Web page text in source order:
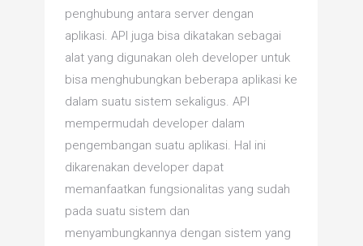
penghubung antara server dengan
aplikasi. API juga bisa dikatakan sebagai
alat yang digunakan oleh developer untuk
bisa menghubungkan beberapa aplikasi ke
dalam suatu sistem sekaligus. API
mempermudah developer dalam
pengembangan suatu aplikasi. Hal ini
dikarenakan developer dapat
memanfaatkan fungsionalitas yang sudah
pada suatu sistem dan
menyambungkannya dengan sistem yang